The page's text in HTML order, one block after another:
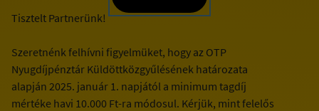
Tisztelt Partnerünk!
Szeretnénk felhívni figyelmüket, hogy az OTP
Nyugdíjpénztár Küldöttközgyűlésének határozata
alapján 2025. január 1. napjától a minimum tagdíj
mértéke havi 10.000 Ft-ra módosul. Kérjük, mint felelős